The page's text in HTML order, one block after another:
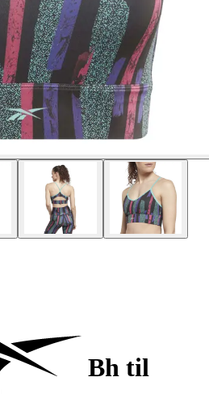
Bh til